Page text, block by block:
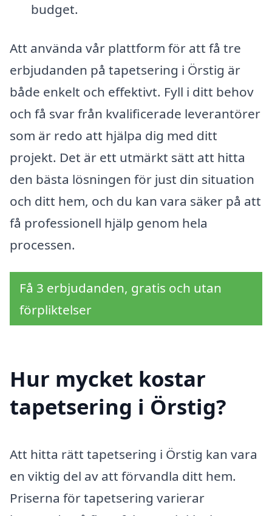
budget.
Att använda vår plattform för att få tre
erbjudanden på tapetsering i Örstig är
både enkelt och effektivt. Fyll i ditt behov
och få svar från kvalificerade leverantörer
som är redo att hjälpa dig med ditt
projekt. Det är ett utmärkt sätt att hitta
den bästa lösningen för just din situation
och ditt hem, och du kan vara säker på att
få professionell hjälp genom hela
processen.
Få 3 erbjudanden, gratis och utan
förpliktelser
Hur mycket kostar
tapetsering i Örstig?
Att hitta rätt tapetsering i Örstig kan vara
en viktig del av att förvandla ditt hem.
Priserna för tapetsering varierar